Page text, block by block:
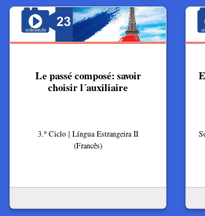
Le passé composé: savoir
choisir l´auxiliaire
3.º Ciclo | Língua Estrangeira II
(Francês)